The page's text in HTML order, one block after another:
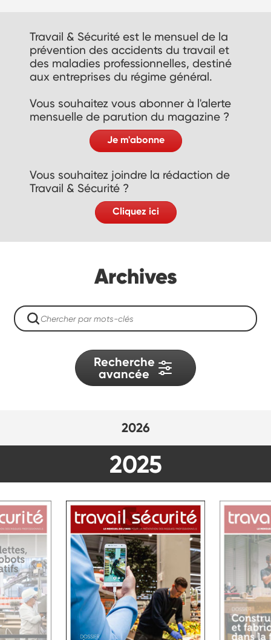
Travail & Sécurité est le mensuel de la
prévention des accidents du travail et
des maladies professionnelles, destiné
aux entreprises du régime général.
Vous souhaitez vous abonner à l'alerte
mensuelle de parution du magazine ?
Je m'abonne
Vous souhaitez joindre la rédaction de
Travail & Sécurité ?
Cliquez ici
Archives
Recherche
avancée
2026
2025